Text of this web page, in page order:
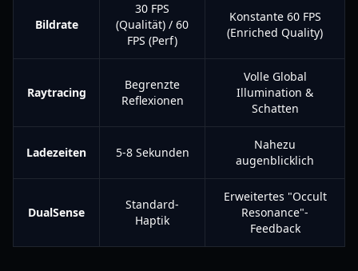
Bildrate
30 FPS
(Qualität) / 60
FPS (Perf)
Konstante 60 FPS
(Enriched Quality)
Raytracing
Begrenzte
Reflexionen
Volle Global
Illumination &
Schatten
Ladezeiten 5-8 Sekunden
Nahezu
augenblicklich
DualSense
Standard-
Haptik
Erweitertes "Occult
Resonance"-
Feedback